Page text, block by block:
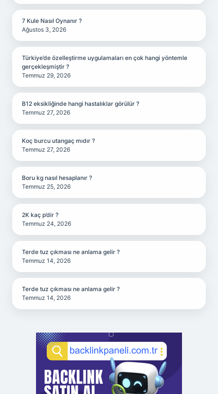
7 Kule Nasıl Oynanır ?
Ağustos 3, 2026
Türkiye’de özelleştirme uygulamaları en çok hangi yöntemle
gerçekleşmiştir ?
Temmuz 29, 2026
B12 eksikliğinde hangi hastalıklar görülür ?
Temmuz 27, 2026
Koç burcu utangaç mıdır ?
Temmuz 27, 2026
Boru kg nasıl hesaplanır ?
Temmuz 25, 2026
2K kaç p’dir ?
Temmuz 24, 2026
Terde tuz çıkması ne anlama gelir ?
Temmuz 14, 2026
Terde tuz çıkması ne anlama gelir ?
Temmuz 14, 2026